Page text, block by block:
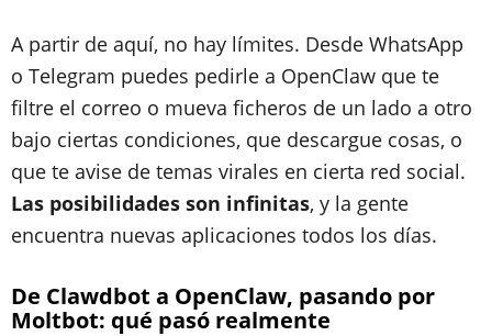
A partir de aquí, no hay límites. Desde WhatsApp
o Telegram puedes pedirle a OpenClaw que te
filtre el correo o mueva ficheros de un lado a otro
bajo ciertas condiciones, que descargue cosas, o
que te avise de temas virales en cierta red social.
Las posibilidades son infinitas, y la gente
encuentra nuevas aplicaciones todos los días.
​De Clawdbot a OpenClaw, pasando por
Moltbot: qué pasó realmente